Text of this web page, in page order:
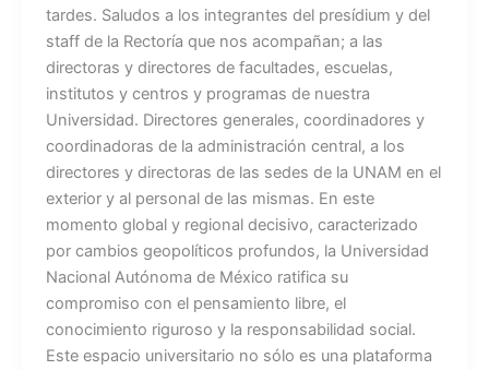
tardes. Saludos a los integrantes del presídium y del
staff de la Rectoría que nos acompañan; a las
directoras y directores de facultades, escuelas,
institutos y centros y programas de nuestra
Universidad. Directores generales, coordinadores y
coordinadoras de la administración central, a los
directores y directoras de las sedes de la UNAM en el
exterior y al personal de las mismas. En este
momento global y regional decisivo, caracterizado
por cambios geopolíticos profundos, la Universidad
Nacional Autónoma de México ratifica su
compromiso con el pensamiento libre, el
conocimiento riguroso y la responsabilidad social.
Este espacio universitario no sólo es una plataforma